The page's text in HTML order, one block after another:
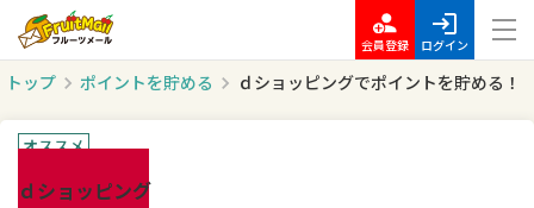
会員登録 ログイン
トップ ポイントを貯める ｄショッピングでポイントを貯める！
オススメ
ｄショッピング